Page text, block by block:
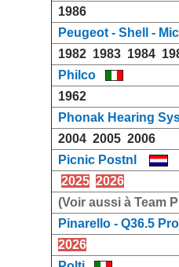
1986
Peugeot - Shell -
1982 1983 1984
Philco
1962
Phonak Hearing
2004 2005 2006
Picnic Postnl
2025 2026
(Voir aussi à Team
Pinarello - Q36.5
2026